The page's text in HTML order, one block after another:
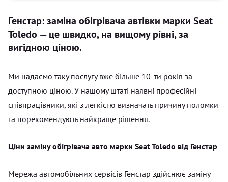
Генстар: заміна обігрівача автівки марки Seat
Toledo — це швидко, на вищому рівні, за
вигідною ціною.
Ми надаємо таку послугу вже більше 10-ти років за
доступною ціною. У нашому штаті наявні професійні
співпрацівники, які з легкістю визначать причину поломки
та порекомендують найкраще рішення.
Ціни заміну обігрівача авто марки Seat Toledo від Генстар
Мережа автомобільних сервісів Генстар здійснює заміну